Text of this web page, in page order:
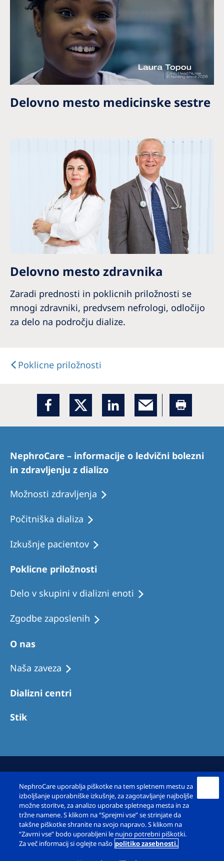
Delovno mesto medicinske sestre
Delovno mesto zdravnika
Zaradi prednosti in poklicnih priložnosti se
mnogi zdravniki, predvsem nefrologi, odločijo
za delo na področju dialize.
Poklicne priložnosti
NephroCare – informacije o ledvični bolezni
in zdravljenju z dializo
Možnosti zdravljenja
Počitniška dializa
Izkušnje pacientov
Poklicne priložnosti
Delo v skupini v dializni enoti
Zgodbe zaposlenih
O nas
Naša zaveza
Dializni centri
Stik
Avtorske pravice © Fresenius Medical Care
Slovenija d.o.o. 2026. Vse pravice pridržane
NephroCare uporablja piškotke na tem spletnem mestu za
izboljšanje uporabniške izkušnje, za zagotavljanje najboljše
možne storitve, za analizo uporabe spletnega mesta in za
tržne namene. S klikom na “Sprejmi vse” se strinjate da
takšne piškotke shranite na svojo napravo. S klikom na
“Zavrni vse” bodo uporabljeni le nujno potrebni piškotki.
Za več informacij si oglejte našo politiko zasebnosti.